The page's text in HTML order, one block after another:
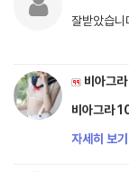
잘받았습니
비아그
비아그라
자세히 보